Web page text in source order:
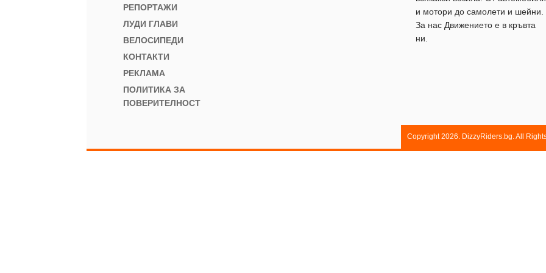
РЕПОРТАЖИ
ЛУДИ ГЛАВИ
ВЕЛОСИПЕДИ
КОНТАКТИ
РЕКЛАМА
ПОЛИТИКА ЗА
ПОВЕРИТЕЛНОСТ
и мотори до самолети и шейни.
За нас Движението е в кръвта
ни.
Copyright 2026. DizzyRiders.bg. All